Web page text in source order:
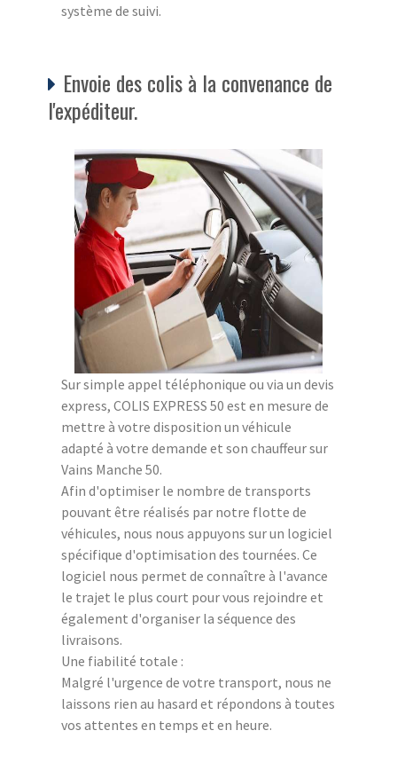
système de suivi.
Envoie des colis à la convenance de
l'expéditeur.
Sur simple appel téléphonique ou via un devis
express, COLIS EXPRESS 50 est en mesure de
mettre à votre disposition un véhicule
adapté à votre demande et son chauffeur sur
Vains Manche 50.
Afin d'optimiser le nombre de transports
pouvant être réalisés par notre flotte de
véhicules, nous nous appuyons sur un logiciel
spécifique d'optimisation des tournées. Ce
logiciel nous permet de connaître à l'avance
le trajet le plus court pour vous rejoindre et
également d'organiser la séquence des
livraisons.
Une fiabilité totale :
Malgré l'urgence de votre transport, nous ne
laissons rien au hasard et répondons à toutes
vos attentes en temps et en heure.